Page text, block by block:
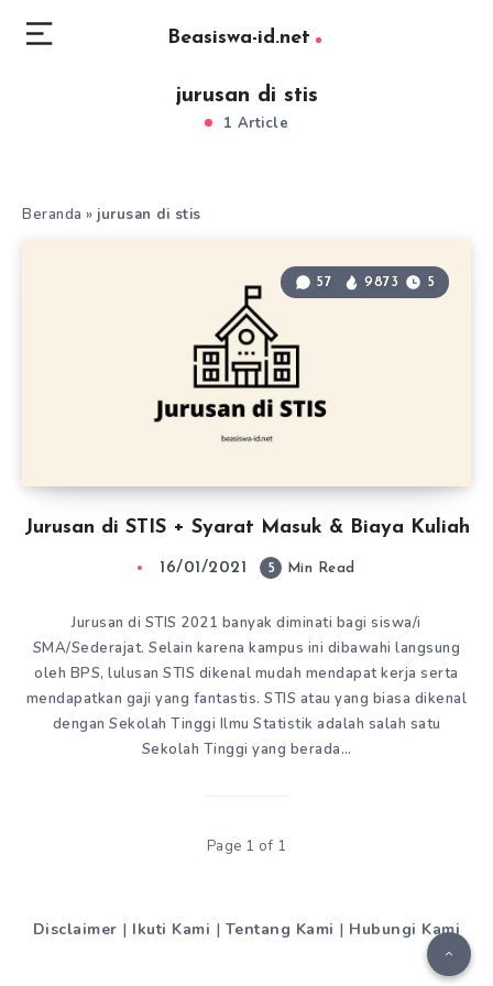
Beasiswa-id.net
jurusan di stis
1 Article
Beranda » jurusan di stis
Jurusan di STIS + Syarat Masuk & Biaya Kuliah
57 9873 5
16/01/2021 5 Min Read
Jurusan di STIS 2021 banyak diminati bagi siswa/i
SMA/Sederajat. Selain karena kampus ini dibawahi langsung
oleh BPS, lulusan STIS dikenal mudah mendapat kerja serta
mendapatkan gaji yang fantastis. STIS atau yang biasa dikenal
dengan Sekolah Tinggi Ilmu Statistik adalah salah satu
Sekolah Tinggi yang berada…
Page 1 of 1
Disclaimer | Ikuti Kami | Tentang Kami | Hubungi Kami